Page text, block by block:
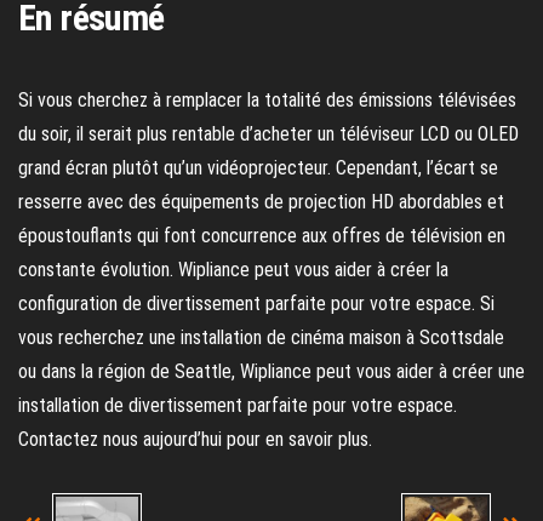
En résumé
Si vous cherchez à remplacer la totalité des émissions télévisées
du soir, il serait plus rentable d’acheter un téléviseur LCD ou OLED
grand écran plutôt qu’un vidéoprojecteur. Cependant, l’écart se
resserre avec des équipements de projection HD abordables et
époustouflants qui font concurrence aux offres de télévision en
constante évolution. Wipliance peut vous aider à créer la
configuration de divertissement parfaite pour votre espace. Si
vous recherchez une installation de cinéma maison à Scottsdale
ou dans la région de Seattle, Wipliance peut vous aider à créer une
installation de divertissement parfaite pour votre espace.
Contactez nous aujourd’hui pour en savoir plus.